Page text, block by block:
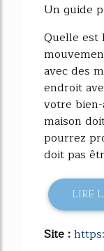
Un guide
Quelle est
avec des
endroit
votre
maison
pourrez
doit pas
LIRE
Site :